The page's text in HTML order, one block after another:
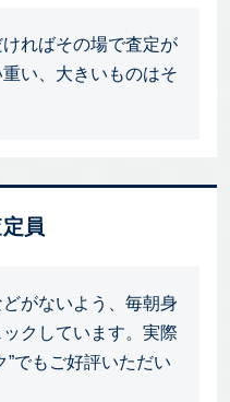
ればその場で査定が
い、大きいものはそ
員
がないよう、毎朝身
クしています。実際
”でもご好評いただい